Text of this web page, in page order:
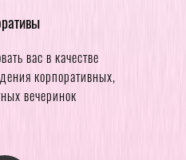
вас в качестве
корпоративных,
вечеринок